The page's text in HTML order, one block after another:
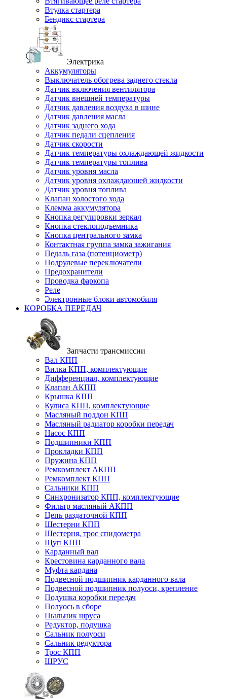
Втулка стартера
Бендикс стартера
Электрика
Аккумуляторы
Выключатель обогрева заднего стекла
Датчик включения вентилятора
Датчик внешней температуры
Датчик давления воздуха в шине
Датчик давления масла
Датчик заднего хода
Датчик педали сцепления
Датчик скорости
Датчик температуры охлаждающей жидкости
Датчик температуры топлива
Датчик уровня масла
Датчик уровня охлаждающей жидкости
Датчик уровня топлива
Клапан холостого хода
Клемма аккумулятора
Кнопка регулировки зеркал
Кнопка стеклоподъемника
Кнопка центрального замка
Контактная группа замка зажигания
Педаль газа (потенциометр)
Подрулевые переключатели
Предохранители
Проводка фаркопа
Реле
Электронные блоки автомобиля
КОРОБКА ПЕРЕДАЧ
Запчасти трансмиссии
Вал КПП
Вилка КПП, комплектующие
Дифференциал, комплектующие
Клапан АКПП
Крышка КПП
Кулиса КПП, комплектующие
Масляный поддон КПП
Масляный радиатор коробки передач
Насос КПП
Подшипники КПП
Прокладки КПП
Пружина КПП
Ремкомплект АКПП
Ремкомплект КПП
Сальники КПП
Синхронизатор КПП, комплектующие
Фильтр масляный АКПП
Цепь раздаточной КПП
Шестерни КПП
Шестерня, трос спидометра
Щуп КПП
Карданный вал
Крестовина карданного вала
Муфта кардана
Подвесной подшипник карданного вала
Подвесной подшипник полуоси, крепление
Подушка коробки передач
Полуось в сборе
Пыльник шруса
Редуктор, подушка
Сальник полуоси
Сальник редуктора
Трос КПП
ШРУС